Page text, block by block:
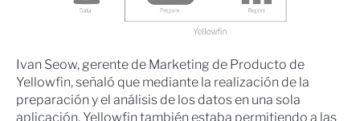
Ivan Seow, gerente de Marketing de Producto de
Yellowfin, señaló que mediante la realización de la
preparación y el análisis de los datos en una sola
aplicación, Yellowfin también estaba permitiendo a las